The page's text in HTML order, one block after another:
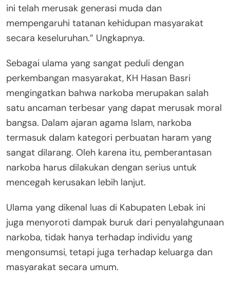
ini telah merusak generasi muda dan
mempengaruhi tatanan kehidupan masyarakat
secara keseluruhan.” Ungkapnya.
Sebagai ulama yang sangat peduli dengan
perkembangan masyarakat, KH Hasan Basri
mengingatkan bahwa narkoba merupakan salah
satu ancaman terbesar yang dapat merusak moral
bangsa. Dalam ajaran agama Islam, narkoba
termasuk dalam kategori perbuatan haram yang
sangat dilarang. Oleh karena itu, pemberantasan
narkoba harus dilakukan dengan serius untuk
mencegah kerusakan lebih lanjut.
Ulama yang dikenal luas di Kabupaten Lebak ini
juga menyoroti dampak buruk dari penyalahgunaan
narkoba, tidak hanya terhadap individu yang
mengonsumsi, tetapi juga terhadap keluarga dan
masyarakat secara umum.